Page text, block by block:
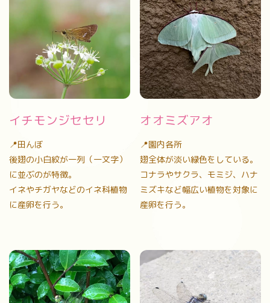
イチモンジセセリ
📍田んぼ
後翅の小白紋が一列（一文字）
に並ぶのが特徴。
イネやチガヤなどのイネ科植物
に産卵を行う。
オオミズアオ
📍園内各所
翅全体が淡い緑色をしている。
コナラやサクラ、モミジ、ハナ
ミズキなど幅広い植物を対象に
産卵を行う。